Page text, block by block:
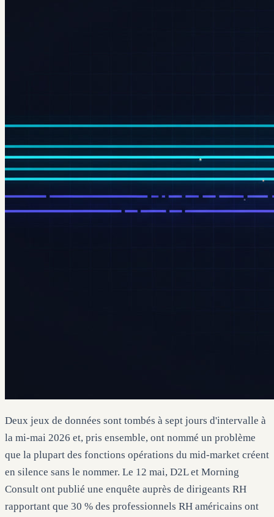
Deux jeux de données sont tombés à sept jours d'intervalle à
la mi-mai 2026 et, pris ensemble, ont nommé un problème
que la plupart des fonctions opérations du mid-market créent
en silence sans le nommer. Le 12 mai, D2L et Morning
Consult ont publié une enquête auprès de dirigeants RH
rapportant que 30 % des professionnels RH américains ont